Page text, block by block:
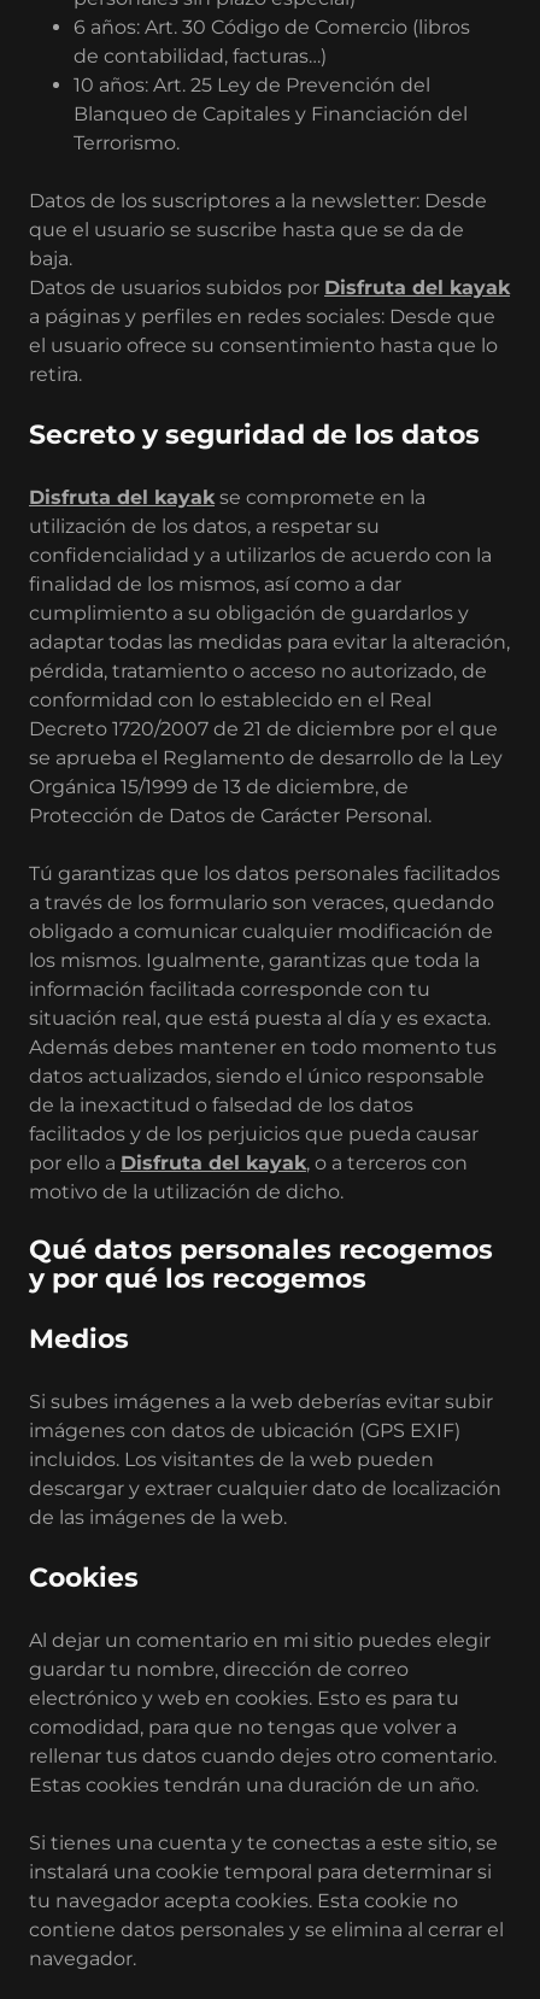
6 años: Art. 30 Código de Comercio (libros
de contabilidad, facturas…)
10 años: Art. 25 Ley de Prevención del
Blanqueo de Capitales y Financiación del
Terrorismo.
Datos de los suscriptores a la newsletter: Desde
que el usuario se suscribe hasta que se da de
baja.
Datos de usuarios subidos por Disfruta del kayak
a páginas y perfiles en redes sociales: Desde que
el usuario ofrece su consentimiento hasta que lo
retira.
Secreto y seguridad de los datos
Disfruta del kayakse compromete en la
utilización de los datos, a respetar su
confidencialidad y a utilizarlos de acuerdo con la
finalidad de los mismos, así como a dar
cumplimiento a su obligación de guardarlos y
adaptar todas las medidas para evitar la alteración,
pérdida, tratamiento o acceso no autorizado, de
conformidad con lo establecido en el Real
Decreto 1720/2007 de 21 de diciembre por el que
se aprueba el Reglamento de desarrollo de la Ley
Orgánica 15/1999 de 13 de diciembre, de
Protección de Datos de Carácter Personal.
Tú garantizas que los datos personales facilitados
a través de los formulario son veraces, quedando
obligado a comunicar cualquier modificación de
los mismos. Igualmente, garantizas que toda la
información facilitada corresponde con tu
situación real, que está puesta al día y es exacta.
Además debes mantener en todo momento tus
datos actualizados, siendo el único responsable
de la inexactitud o falsedad de los datos
facilitados y de los perjuicios que pueda causar
por ello a Disfruta del kayak, o a terceros con
motivo de la utilización de dicho.
Qué datos personales recogemos
y por qué los recogemos
Medios
Si subes imágenes a la web deberías evitar subir
imágenes con datos de ubicación (GPS EXIF)
incluidos. Los visitantes de la web pueden
descargar y extraer cualquier dato de localización
de las imágenes de la web.
Cookies
Al dejar un comentario en mi sitio puedes elegir
guardar tu nombre, dirección de correo
electrónico y web en cookies. Esto es para tu
comodidad, para que no tengas que volver a
rellenar tus datos cuando dejes otro comentario.
Estas cookies tendrán una duración de un año.
Si tienes una cuenta y te conectas a este sitio, se
instalará una cookie temporal para determinar si
tu navegador acepta cookies. Esta cookie no
contiene datos personales y se elimina al cerrar el
navegador.